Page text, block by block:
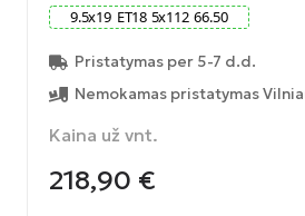
9.5x19 ET18 5x112 66.50
Pristatymas per 5-7 d.d.
Nemokamas pristatymas
Kaina už vnt.
218,90 €